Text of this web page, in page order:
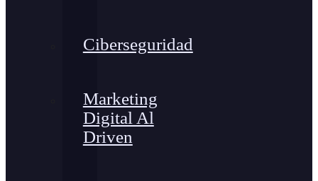
Ciberseguridad
Marketing
Digital Al
Driven